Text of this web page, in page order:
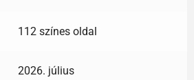
112 színes oldal
2026. július